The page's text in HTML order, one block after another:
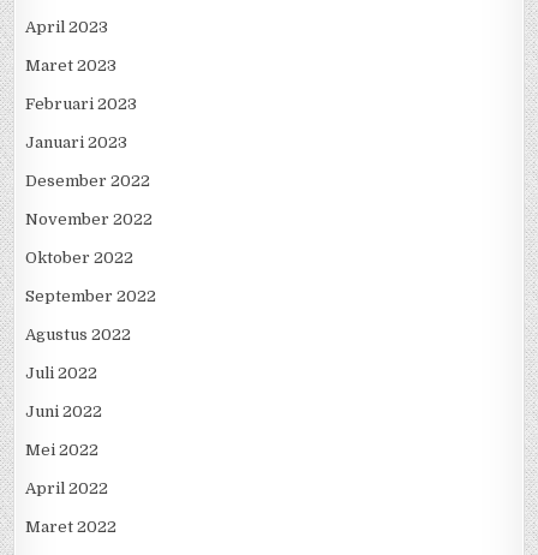
April 2023
Maret 2023
Februari 2023
Januari 2023
Desember 2022
November 2022
Oktober 2022
September 2022
Agustus 2022
Juli 2022
Juni 2022
Mei 2022
April 2022
Maret 2022